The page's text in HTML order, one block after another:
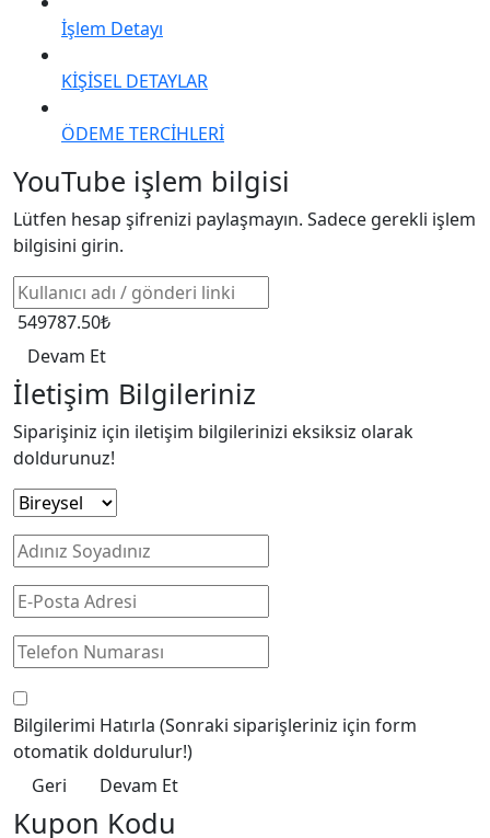
İşlem Detayı
KİŞİSEL DETAYLAR
ÖDEME TERCİHLERİ
YouTube işlem bilgisi
Lütfen hesap şifrenizi paylaşmayın. Sadece gerekli işlem
bilgisini girin.
549787.50₺
Devam Et
İletişim Bilgileriniz
Siparişiniz için iletişim bilgilerinizi eksiksiz olarak
doldurunuz!
Bilgilerimi Hatırla (Sonraki siparişleriniz için form
otomatik doldurulur!)
Geri
Devam Et
Kupon Kodu